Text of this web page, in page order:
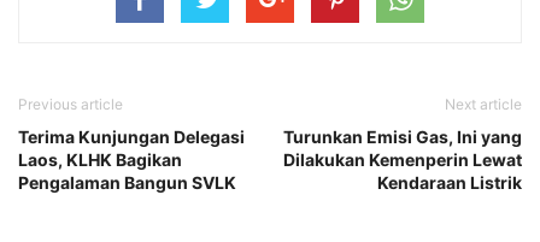
Previous article
Terima Kunjungan Delegasi
Laos, KLHK Bagikan
Pengalaman Bangun SVLK
Next article
Turunkan Emisi Gas, Ini yang
Dilakukan Kemenperin Lewat
Kendaraan Listrik